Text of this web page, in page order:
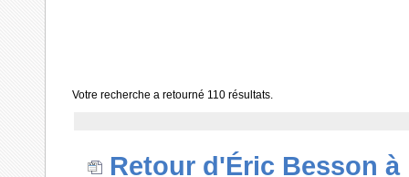
Votre recherche a retourné 110 résultats.
Retour d'Éric Besson